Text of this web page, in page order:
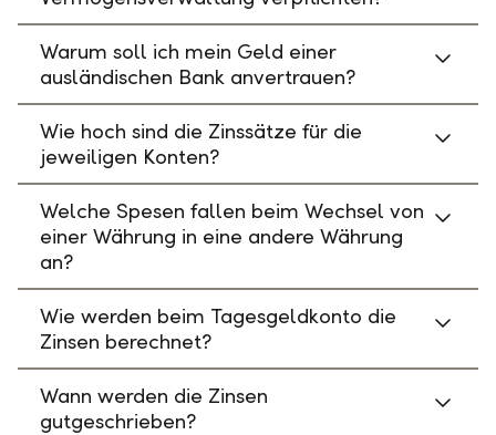
Warum soll ich mein Geld einer
ausländischen Bank anvertrauen?
Wie hoch sind die Zinssätze für die
jeweiligen Konten?
Welche Spesen fallen beim Wechsel von
einer Währung in eine andere Währung
an?
Wie werden beim Tagesgeldkonto die
Zinsen berechnet?
Wann werden die Zinsen
gutgeschrieben?